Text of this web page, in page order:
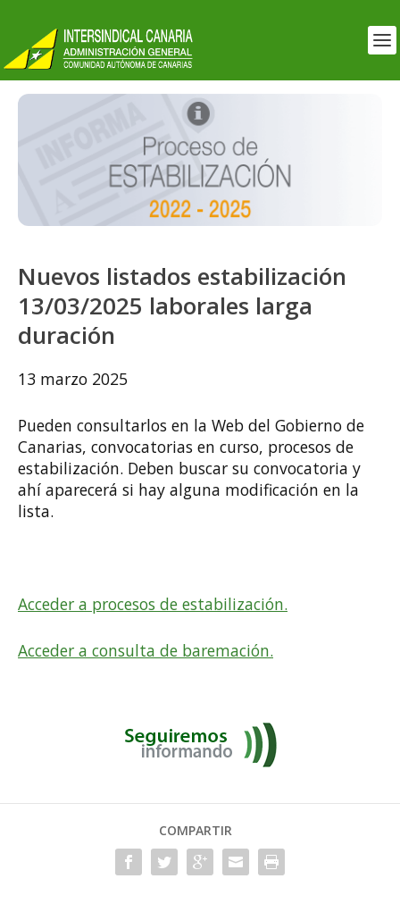
Nuevos listados estabilización
13/03/2025 laborales larga
duración
13 marzo 2025
Pueden consultarlos en la Web del Gobierno de
Canarias, convocatorias en curso, procesos de
estabilización. Deben buscar su convocatoria y
ahí aparecerá si hay alguna modificación en la
lista.
Acceder a procesos de estabilización.
Acceder a consulta de baremación.
COMPARTIR